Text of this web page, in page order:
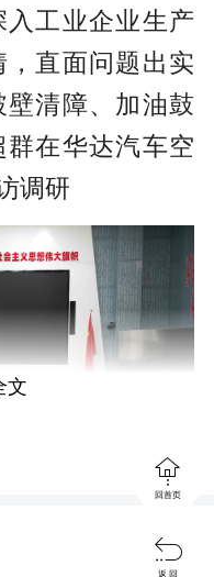
工业企业生产
直面问题出实
清障、加油鼓
在华达汽车空
调研
相关负责人面
文

回首页

返 回